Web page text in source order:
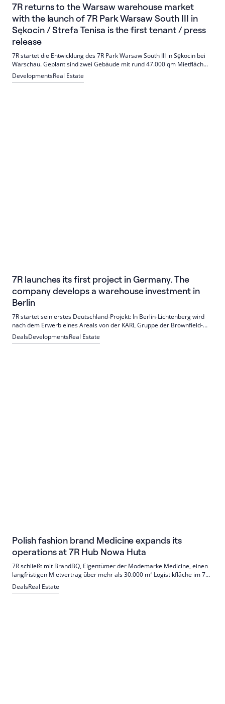
7R returns to the Warsaw warehouse market
with the launch of 7R Park Warsaw South III in
Sękocin / Strefa Tenisa is the first tenant / press
release
7R startet die Entwicklung des 7R Park Warsaw South III in Sękocin bei
Warschau. Geplant sind zwei Gebäude mit rund 47.000 qm Mietfläche;
Baubeginn ist Anfang August 2026. Erster Mieter ist Strefa Tenisa mit
3.500 qm.
DevelopmentsReal Estate
7R launches its first project in Germany. The
company develops a warehouse investment in
Berlin
7R startet sein erstes Deutschland-Projekt: In Berlin-Lichtenberg wird
nach dem Erwerb eines Areals von der KARL Gruppe der Brownfield-
Standort 7R City Park Berlin East modernisiert und erweitert (Ziel
43.000 qm, 70 Mio. EUR). Kooperation mit Polish International
DealsDevelopmentsReal Estate
Polish fashion brand Medicine expands its
operations at 7R Hub Nowa Huta
7R schließt mit BrandBQ, Eigentümer der Modemarke Medicine, einen
langfristigen Mietvertrag über mehr als 30.000 m² Logistikfläche im 7R
Hub Nowa Huta in Krakau. Übergabe: Phase 1 im November 2027,
Phase 2 im November 2028. Die Flächen unterstützen E‑Commerce
DealsReal Estate